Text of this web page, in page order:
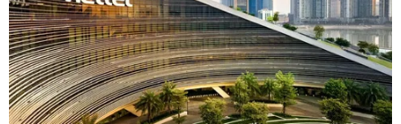
Quán karaoke, nơi xảy ra vụ ngạt khí. (Ảnh: Văn
Đức/Vietnam+)
Sáng 10/9, anh Nguyễn Văn Kỷ (23 tuổi, trú tại
xã Phú Hải, huyện Hải Hà, Quảng Ninh), nạn